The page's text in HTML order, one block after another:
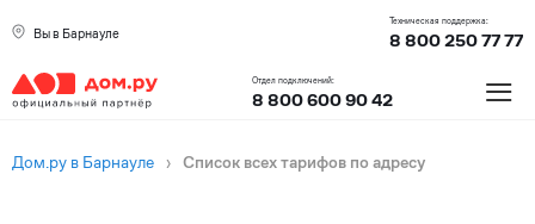
Вы в Барнауле
Техническая поддержка:
8 800 250 77 77
Отдел подключений:
8 800 600 90 42 ≡
Дом.ру в Барнауле › Список всех тарифов по адресу